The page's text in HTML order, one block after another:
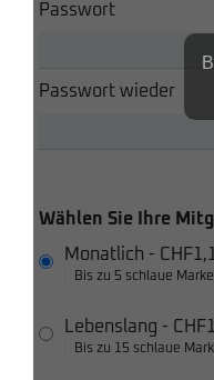
Passwort
Passwort wieder
Wählen Sie Ihre
Monatlich -
Bis zu 5 schlaue
Lebenslang -
Bis zu 15 schlaue